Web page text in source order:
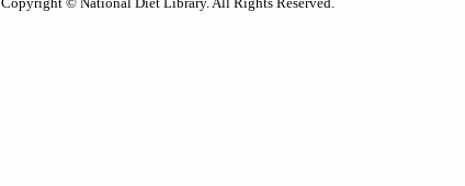
Copyright © National Diet Library. All Rights Reserved.